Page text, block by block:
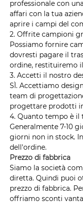
professionale con
affari con la tua
aprire i campi del
2. Offrite campioni
Possiamo fornire
dovresti pagare il
ordine, restituiremo
3. Accetti il ​​nostro
SÌ. Accettiamo
team di
progettare prodotti
4. Quanto tempo è il
Generalmente 7-10
giorni non in stock.
dell'ordine.
Prezzo di fabbrica
Siamo la società
diretta. Quindi puoi
prezzo di fabbrica.
offriamo sconti